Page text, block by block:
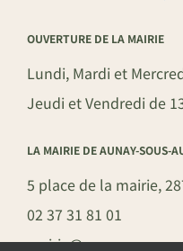
OUVERTURE DE LA MAIRIE
Lundi, Mardi et
Jeudi et Vendredi de
LA MAIRIE DE AUNAY-SOUS-
5 place de la mairie,
02 37 31 81 01
mairie@aunay-sous-